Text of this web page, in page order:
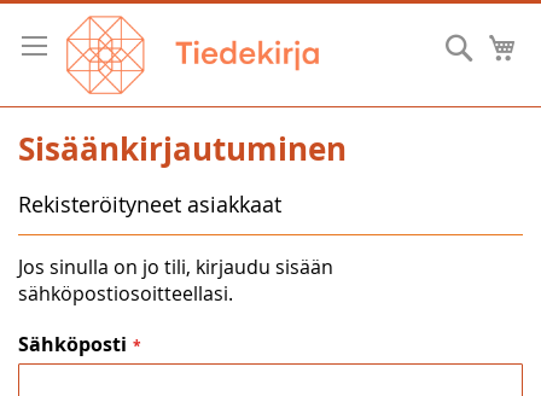
Skip
Content
Hae
Sisäänkirjautuminen
Rekisteröityneet asiakkaat
Jos sinulla on jo tili, kirjaudu sisään
sähköpostiosoitteellasi.
Sähköposti